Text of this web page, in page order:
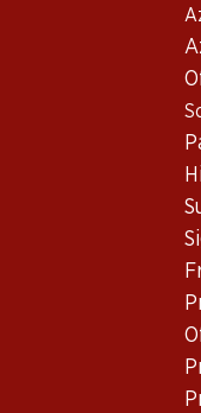
Vino
Jean-René Germanier
Johannisberg